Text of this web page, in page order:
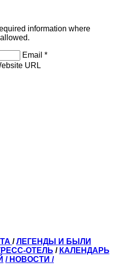
information where
Email *
URL
/ЛЕГЕНДЫ И БЫЛИ
ОТЕЛЬ / КАЛЕНДАРЬ
/ НОВОСТИ /